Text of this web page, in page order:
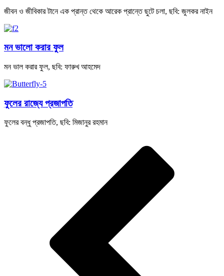
জীবন ও জীবিকার টানে এক প্রান্ত থেকে আরেক প্রান্তে ছুটে চলা, ছবি: জুলকর নাইন
মন ভালো করার ফুল
মন ভাল করার ফুল, ছবি: ফারুখ আহমেদ
ফুলের রাজ্যে প্রজাপতি
ফুলের বন্ধু প্রজাপতি, ছবি: মিজানুর রহমান